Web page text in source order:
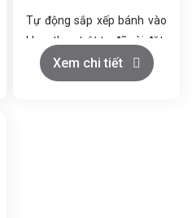
Tự động sắp xếp bánh vào
khay theo trật tự đã cài đặt.
Đảm bảo tốc độ và độ chính
xác cao.
Xem chi tiết